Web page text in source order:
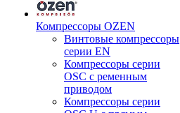
Компрессоры OZEN
Винтовые компрессоры
серии EN
Компрессоры серии
OSC с ременным
приводом
Компрессоры серии